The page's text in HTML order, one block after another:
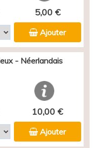
5,00 €
Ajouter
- Néerlandais
10,00 €
Ajouter